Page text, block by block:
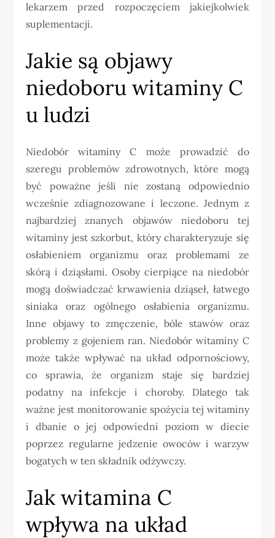
lekarzem przed rozpoczęciem jakiejkolwiek
suplementacji.
Jakie są objawy
niedoboru witaminy C
u ludzi
Niedobór witaminy C może prowadzić do
szeregu problemów zdrowotnych, które mogą
być poważne jeśli nie zostaną odpowiednio
wcześnie zdiagnozowane i leczone. Jednym z
najbardziej znanych objawów niedoboru tej
witaminy jest szkorbut, który charakteryzuje się
osłabieniem organizmu oraz problemami ze
skórą i dziąsłami. Osoby cierpiące na niedobór
mogą doświadczać krwawienia dziąseł, łatwego
siniaka oraz ogólnego osłabienia organizmu.
Inne objawy to zmęczenie, bóle stawów oraz
problemy z gojeniem ran. Niedobór witaminy C
może także wpływać na układ odpornościowy,
co sprawia, że organizm staje się bardziej
podatny na infekcje i choroby. Dlatego tak
ważne jest monitorowanie spożycia tej witaminy
i dbanie o jej odpowiedni poziom w diecie
poprzez regularne jedzenie owoców i warzyw
bogatych w ten składnik odżywczy.
Jak witamina C
wpływa na układ